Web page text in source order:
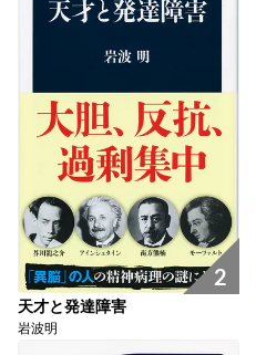
2
天才と発達障害
岩波明